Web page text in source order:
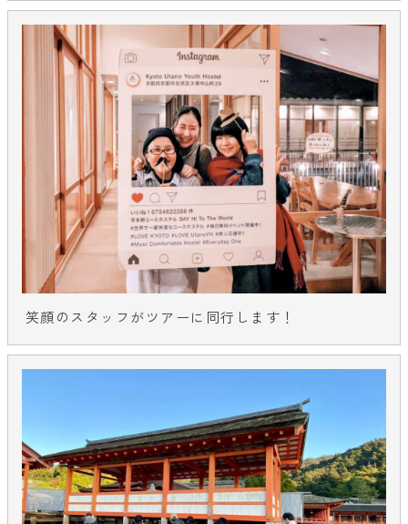
笑顔のスタッフがツアーに同行します！